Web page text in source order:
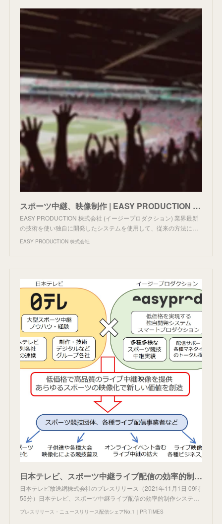
スポーツ中継、映像制作 | EASY PRODUCTION 株式会社 |イージープロダクション| 日本
EASY PRODUCTION 株式会社 (イージープロダクション) 業界最新
の技術を使い独自に開発したシステムを使用して、従来の方法に…
EASY PRODUCTION 株式会社
日本テレビ、スポーツ中継ライブ配信の効率的制作システムを独自開発するEASY PRODUCTION株式会社と資本業務提携
日本テレビ放送網株式会社のプレスリリース（2021年11月1日 09時
55分）日本テレビ、スポーツ中継ライブ配信の効率的制作システ…
プレスリリース・ニュースリリース配信シェアNo.1｜PR TIMES